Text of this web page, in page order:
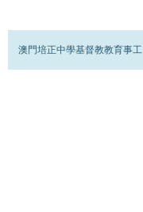
澳門培正中學基督教教育事工